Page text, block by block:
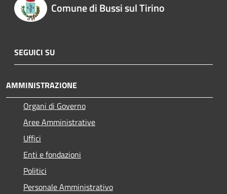
Comune di Bussi sul Tirino
SEGUICI SU
AMMINISTRAZIONE
Organi di Governo
Aree Amministrative
Uffici
Enti e fondazioni
Politici
Personale Amministrativo